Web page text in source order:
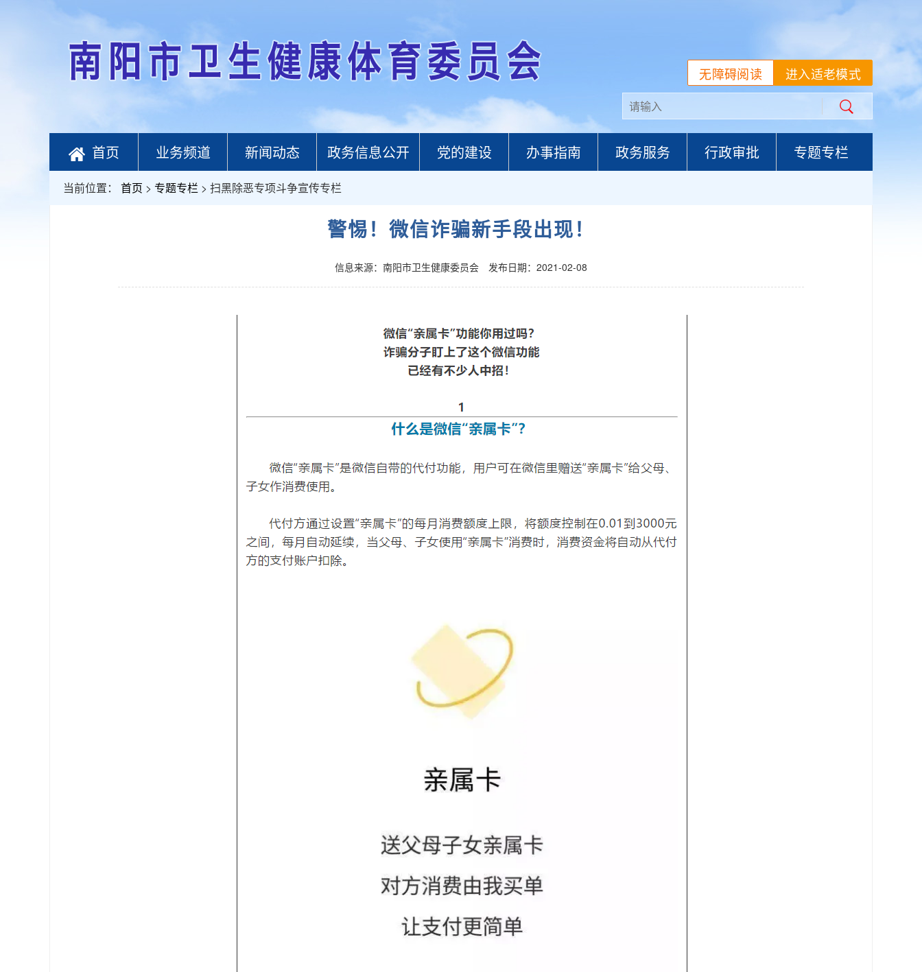
进入适老模式
无障碍阅读
首页 业务频道 新闻动态 政务信息公开 党的建设 办事指南 政务服务 行政审批 专题专栏
当前位置： 首页 > 专题专栏 > 扫黑除恶专项斗争宣传专栏
警惕！微信诈骗新手段出现！
信息来源：南阳市卫生健康委员会 发布日期：2021-02-08